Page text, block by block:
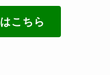
こちら